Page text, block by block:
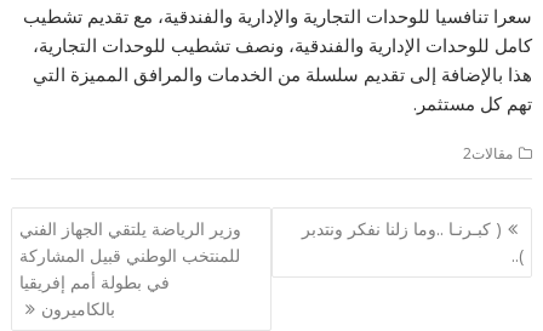
سعرا تنافسيا للوحدات التجارية والإدارية والفندقية، مع تقديم تشطيب
كامل للوحدات الإدارية والفندقية، ونصف تشطيب للوحدات التجارية،
هذا بالإضافة إلى تقديم سلسلة من الخدمات والمرافق المميزة التي
تهم كل مستثمر.
مقالات2
تصفّح
المقالات
( كبـرنـا ..وما زلنا نفكر ونتدبر
)..
وزير الرياضة يلتقي الجهاز الفني
للمنتخب الوطني قبيل المشاركة
في بطولة أمم إفريقيا
بالكاميرون